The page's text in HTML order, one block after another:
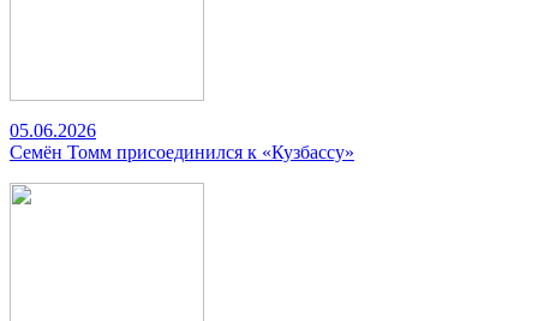
05.06.2026
Семён Томм присоединился к «Кузбассу»